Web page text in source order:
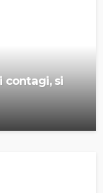
contagi, si